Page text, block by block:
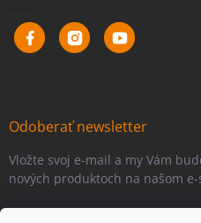
Odoberať newsletter
Vložte svoj e-mail a my Vám
nových produktoch na našom e-